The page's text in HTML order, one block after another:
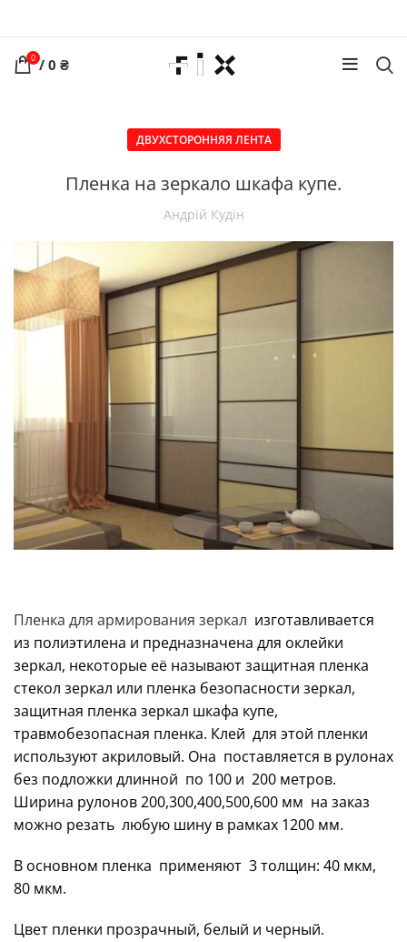
0 / 0 ₴
ДВУХСТОРОННЯЯ ЛЕНТА
Пленка на зеркало шкафа купе.
Андрій Кудін
Пленка для армирования зеркал изготавливается
из полиэтилена и предназначена для оклейки
зеркал, некоторые её называют защитная пленка
стекол зеркал или пленка безопасности зеркал,
защитная пленка зеркал шкафа купе,
травмобезопасная пленка. Клей для этой пленки
используют акриловый. Она поставляется в рулонах
без подложки длинной по 100 и 200 метров.
Ширина рулонов 200,300,400,500,600 мм на заказ
можно резать любую шину в рамках 1200 мм.
В основном пленка применяют 3 толщин: 40 мкм,
80 мкм.
Цвет пленки прозрачный, белый и черный.